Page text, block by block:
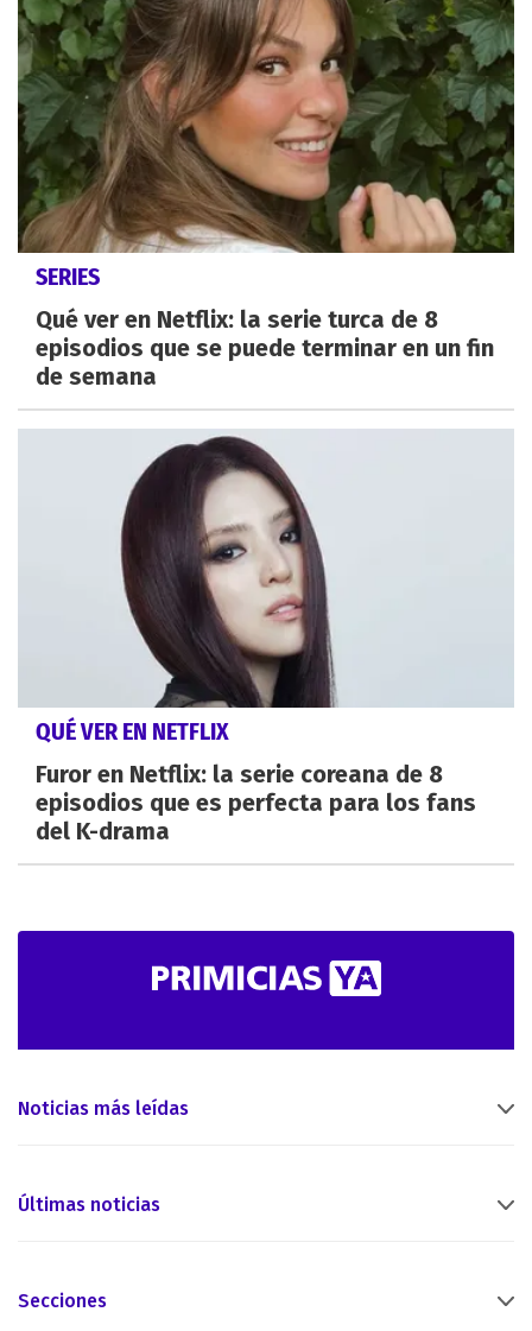
SERIES
Qué ver en Netflix: la serie turca de 8
episodios que se puede terminar en un fin
de semana
QUÉ VER EN NETFLIX
Furor en Netflix: la serie coreana de 8
episodios que es perfecta para los fans
del K-drama
Noticias más leídas
Últimas noticias
Secciones